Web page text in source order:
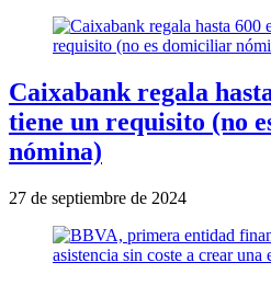
Caixabank regala
tiene un requisito (no
nómina)
27 de septiembre de 2024